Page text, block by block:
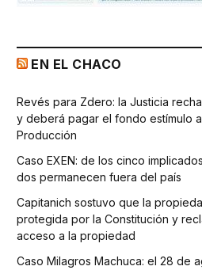
EN EL CHACO
Revés para Zdero: la Justicia
y deberá pagar el fondo estímulo
Producción
Caso EXEN: de los cinco
dos permanecen fuera del país
Capitanich sostuvo que la
protegida por la Constitución y
acceso a la propiedad
Caso Milagros Machuca: el 28 de